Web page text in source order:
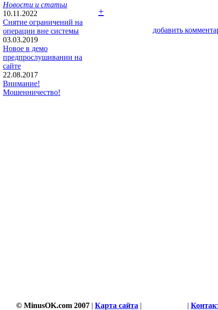
Новости и статьи
10.11.2022
Снятие ограничений на
операции вне системы
03.03.2019
Новое в демо
предпрослушивании на
сайте
22.08.2017
Внимание!
Мошенничество!
+
добавить
© MinusOK.com 2007 | Карта сайта | |